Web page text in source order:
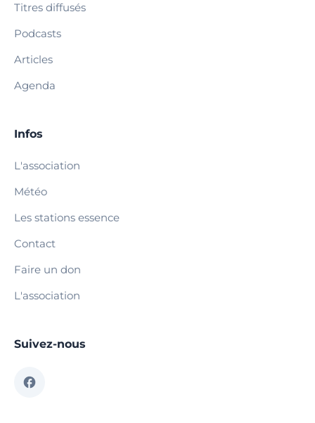
Titres diffusés
Podcasts
Articles
Agenda
Infos
L'association
Météo
Les stations essence
Contact
Faire un don
L'association
Suivez-nous